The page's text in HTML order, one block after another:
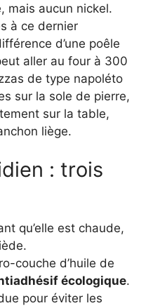
mais aucun nickel.
à ce dernier
d’une poêle
aller au four à 300
de type napoléto
sur la sole de pierre,
sur la table,
liège.
: trois
qu’elle est chaude,
couche d’huile de
écologique.
pour éviter les